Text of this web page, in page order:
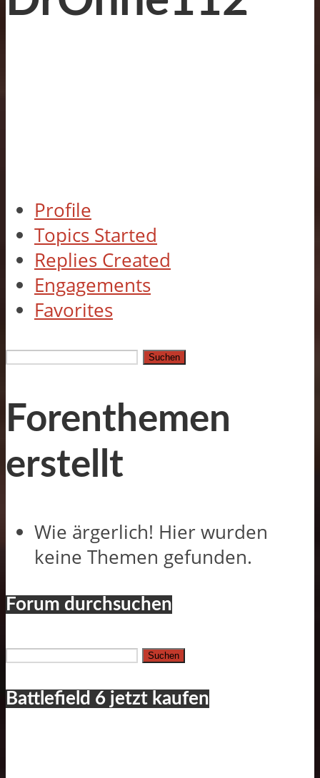
Profile
Topics Started
Replies Created
Engagements
Favorites
Themen
Forenthemen
erstellt
Wie ärgerlich! Hier wurden
keine Themen gefunden.
Forum durchsuchen
Suchen
Battlefield 6 jetzt kaufen